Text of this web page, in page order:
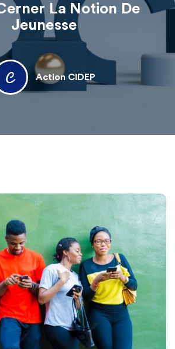
La Notion De
Jeunesse
Action CIDEP